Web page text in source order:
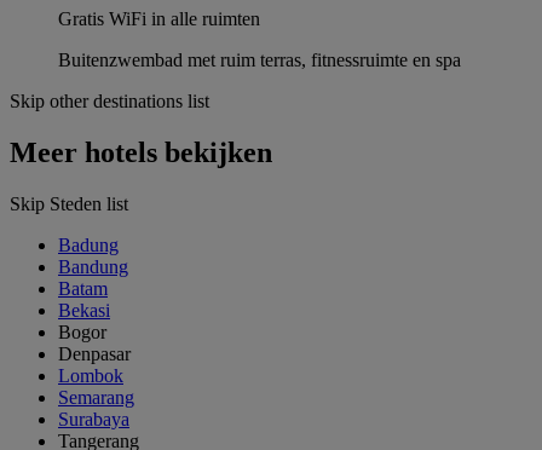
Gratis WiFi in alle ruimten
Buitenzwembad met ruim terras, fitnessruimte en spa
Skip other destinations list
Meer hotels bekijken
Skip Steden list
Badung
Bandung
Batam
Bekasi
Bogor
Denpasar
Lombok
Semarang
Surabaya
Tangerang